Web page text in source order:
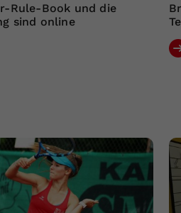
Rule-Book und die
sind online